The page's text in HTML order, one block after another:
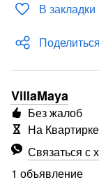
В закладки
Поделиться
VillaMaya
Связаться с
1 объявление
Без жалоб
На